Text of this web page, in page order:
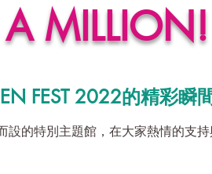
MILLION!
FEST 2022的精彩瞬
設的特別主題館，在大家熱情的支